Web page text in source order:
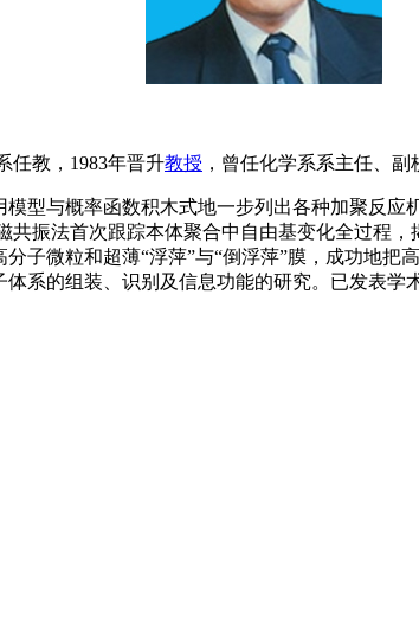
任教，1983年晋升教授 ，曾任化学系系主任、
与概率函数积木式地一步列出各种加聚反应
共振法首次跟踪本体聚合中自由基变化全过程
子微粒和超薄“浮萍”与“倒浮萍”膜，成功地
系的组装、识别及信息功能的研究。已发表学